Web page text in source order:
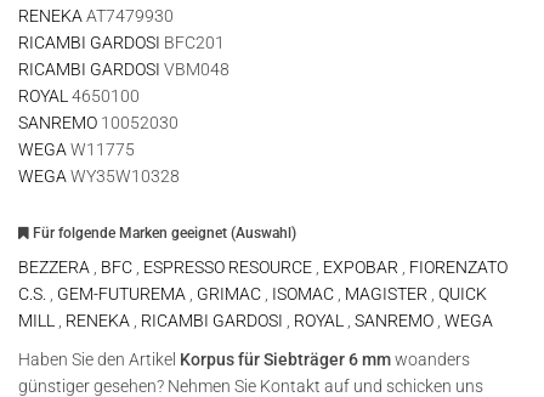
RENEKA AT7479930
RICAMBI GARDOSI BFC201
RICAMBI GARDOSI VBM048
ROYAL 4650100
SANREMO 10052030
WEGA W11775
WEGA WY35W10328
Für folgende Marken geeignet (Auswahl)
BEZZERA BFC ESPRESSO RESOURCE EXPOBAR
FIORENZATO
C.S.
GEM-FUTUREMA GRIMAC ISOMAC MAGISTER
QUICK
MILL
RENEKA RICAMBI GARDOSI ROYAL SANREMO WEGA
Haben Sie den Artikel Korpus für Siebträger 6 mmwoanders
günstiger gesehen? Nehmen Sie Kontakt auf und schicken uns